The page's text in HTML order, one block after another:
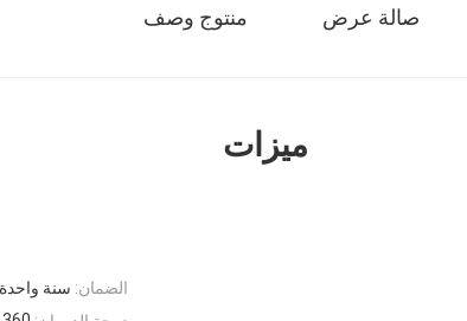
صالة عرض منتوج وصف
ميزات
الضمان: سنة واحدة